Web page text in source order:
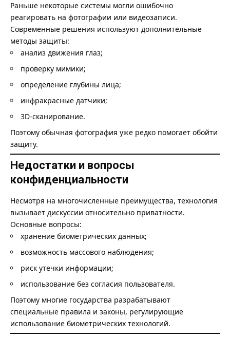
Раньше некоторые системы могли ошибочно
реагировать на фотографии или видеозаписи.
Современные решения используют дополнительные
методы защиты:
анализ движения глаз;
проверку мимики;
определение глубины лица;
инфракрасные датчики;
3D-сканирование.
Поэтому обычная фотография уже редко помогает обойти
защиту.
Недостатки и вопросы
конфиденциальности
Несмотря на многочисленные преимущества, технология
вызывает дискуссии относительно приватности.
Основные вопросы:
хранение биометрических данных;
возможность массового наблюдения;
риск утечки информации;
использование без согласия пользователя.
Поэтому многие государства разрабатывают
специальные правила и законы, регулирующие
использование биометрических технологий.